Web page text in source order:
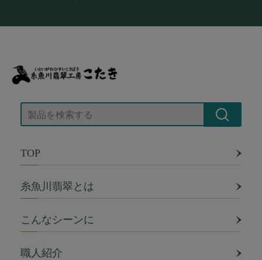
TOP
糸魚川翡翠とは
こんなシーンに
職人紹介